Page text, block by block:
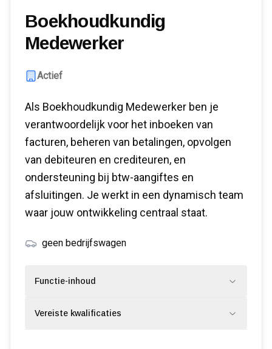
Boekhoudkundig
Medewerker
Actief
Als Boekhoudkundig Medewerker ben je
verantwoordelijk voor het inboeken van
facturen, beheren van betalingen, opvolgen
van debiteuren en crediteuren, en
ondersteuning bij btw-aangiftes en
afsluitingen. Je werkt in een dynamisch team
waar jouw ontwikkeling centraal staat.
geen bedrijfswagen
Functie-inhoud
Vereiste kwalificaties